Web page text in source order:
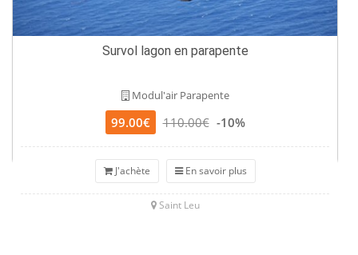
Survol lagon en parapente
Modul'air Parapente
99.00€ 110.00€ -10%
J'achète En savoir plus
Saint Leu